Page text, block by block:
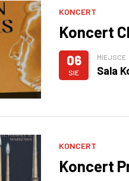
KONCERT
Koncert
06
SIE
MIEJSCE
Sala
KONCERT
Koncert